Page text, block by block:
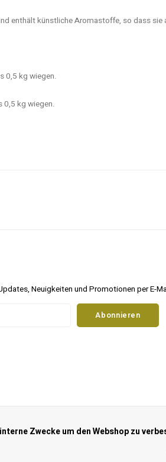
enthält künstliche Aromastoffe, so dass
0,5 kg wiegen.
0,5 kg wiegen.
Neuigkeiten und Promotionen per E-
Abonnieren
Zwecke um den Webshop zu